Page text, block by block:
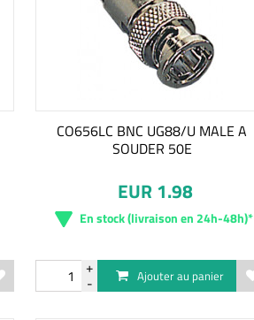
CO656LC BNC UG88/U MALE A
SOUDER 50E
EUR 1.98
En stock (livraison en 24h-48h)*
Ajouter au panier